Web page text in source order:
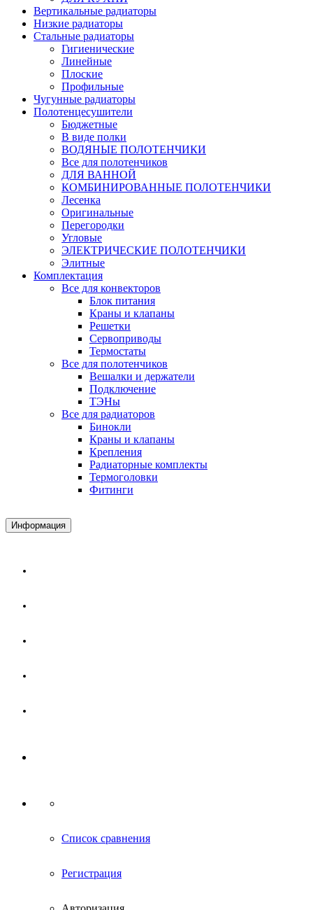
Вертикальные радиаторы
Низкие радиаторы
Стальные радиаторы
Гигиенические
Линейные
Плоские
Профильные
Чугунные радиаторы
Полотенцесушители
Бюджетные
В виде полки
ВОДЯНЫЕ ПОЛОТЕНЧИКИ
Все для полотенчиков
ДЛЯ ВАННОЙ
КОМБИНИРОВАННЫЕ ПОЛОТЕНЧИКИ
Лесенка
Оригинальные
Перегородки
Угловые
ЭЛЕКТРИЧЕСКИЕ ПОЛОТЕНЧИКИ
Элитные
Комплектация
Все для конвекторов
Блок питания
Краны и клапаны
Решетки
Сервоприводы
Термостаты
Все для полотенчиков
Вешалки и держатели
Подключение
ТЭНы
Все для радиаторов
Бинокли
Краны и клапаны
Крепления
Радиаторные комплекты
Термоголовки
Фитинги
Информация
Список сравнения
Регистрация